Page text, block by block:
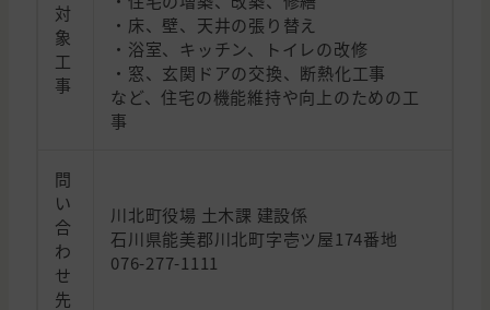
対
象
工
事
・床、壁、天井の張り替え
・浴室、キッチン、トイレの改修
・窓、玄関ドアの交換、断熱化工事
など、住宅の機能維持や向上のための工
事
問
い
合
わ
せ
先
川北町役場 土木課 建設係
石川県能美郡川北町字壱ツ屋174番地
076-277-1111